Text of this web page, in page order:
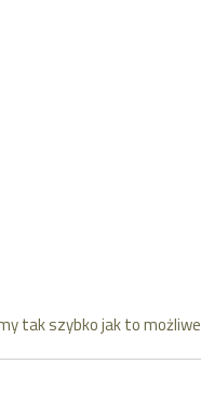
tak szybko jak to możliwe